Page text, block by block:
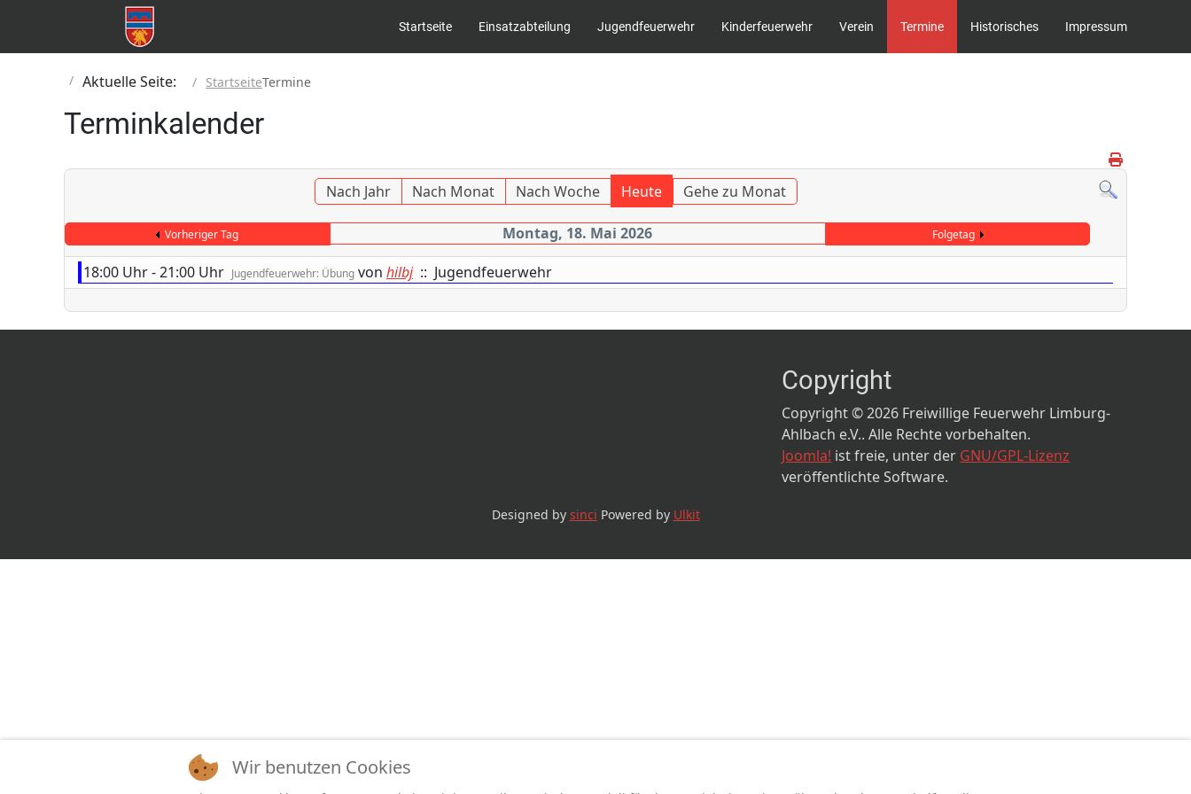
Startseite Einsatzabteilung Jugendfeuerwehr Kinderfeuerwehr Verein Termine Historisches Impressum
Aktuelle Seite: StartseiteTermine
Terminkalender
Nach Jahr Nach Monat Nach Woche Heute Gehe zu Monat
Vorheriger Tag Montag, 18. Mai 2026 Folgetag
18:00 Uhr - 21:00 Uhr Jugendfeuerwehr: Übung von hilbj:: Jugendfeuerwehr
Copyright
Copyright © 2026 Freiwillige Feuerwehr Limburg-
Ahlbach e.V.. Alle Rechte vorbehalten.
Joomla! ist freie, unter der GNU/GPL-Lizenz
veröffentlichte Software.
Designed by sinci Powered by Ulkit
Wir benutzen Cookies